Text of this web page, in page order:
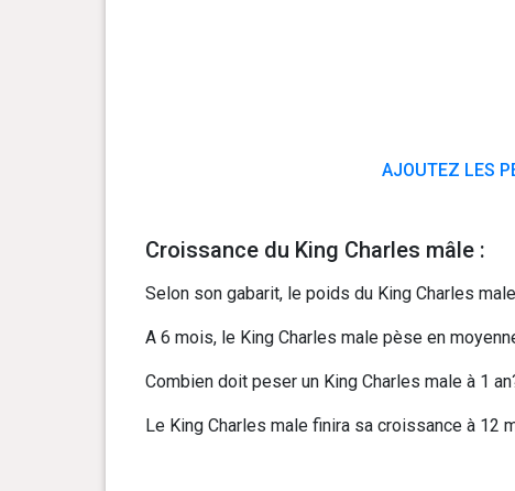
AJOUTEZ LES
Croissance du King Charles mâle :
Selon son gabarit, le poids du King Charles
A 6 mois, le King Charles male pèse en
Combien doit peser un King Charles male à 1
Le King Charles male finira sa croissance à 12